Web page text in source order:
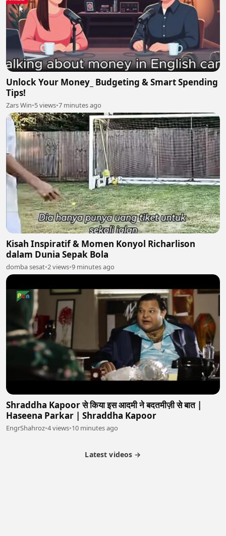
Unlock Your Money_ Budgeting & Smart Spending
Tips!
Zars Win•5 views•7 minutes ago
Kisah Inspiratif & Momen Konyol Richarlison
dalam Dunia Sepak Bola
domba sesat•2 views•9 minutes ago
Shraddha Kapoor से किया इस आदमी ने बदतमीज़ी से बात |
Haseena Parkar | Shraddha Kapoor
EngrShahroz•4 views•10 minutes ago
Latest videos →